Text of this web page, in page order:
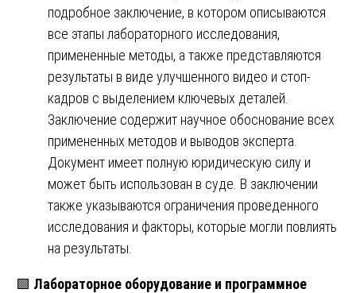
подробное заключение, в котором описываются
все этапы лабораторного исследования,
примененные методы, а также представляются
результаты в виде улучшенного видео и стоп-
кадров с выделением ключевых деталей.
Заключение содержит научное обоснование всех
примененных методов и выводов эксперта.
Документ имеет полную юридическую силу и
может быть использован в суде. В заключении
также указываются ограничения проведенного
исследования и факторы, которые могли повлиять
на результаты.
🟩 Лабораторное оборудование и программное